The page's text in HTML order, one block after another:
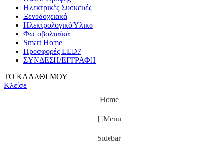
Ηλεκτρικές Συσκευές
Ξενοδοχειακά
Ηλεκτρολογικό Υλικό
Φωτοβολταϊκά
Smart Home
Προσφορές LED7
ΣΥΝΔΕΣΗ/ΕΓΓΡΑΦΗ
ΤΟ ΚΑΛΑΘΙ ΜΟΥ
Κλείσε
Home
Menu
Sidebar